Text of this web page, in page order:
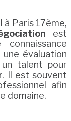
à Paris 17ème,
est
une évaluation
talent pour
Il est souvent
afin
domaine.